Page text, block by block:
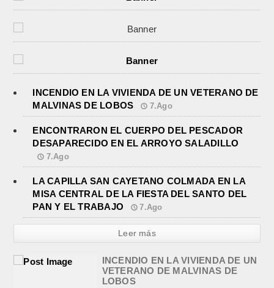
INCENDIO EN LA VIVIENDA DE UN VETERANO DE
MALVINAS DE LOBOS
7.Ago
ENCONTRARON EL CUERPO DEL PESCADOR
DESAPARECIDO EN EL ARROYO SALADILLO
7.Ago
LA CAPILLA SAN CAYETANO COLMADA EN LA
MISA CENTRAL DE LA FIESTA DEL SANTO DEL
PAN Y EL TRABAJO
7.Ago
Leer más
INCENDIO EN LA VIVIENDA DE UN
VETERANO DE MALVINAS DE
LOBOS